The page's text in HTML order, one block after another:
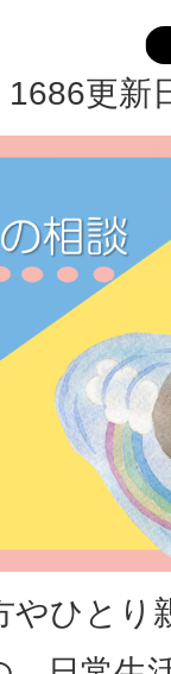
1686更新
やひとり